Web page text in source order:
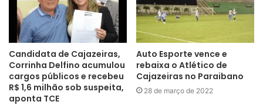
Candidata de Cajazeiras,
Corrinha Delfino acumulou
cargos públicos e recebeu
R$ 1,6 milhão sob suspeita,
aponta TCE
Auto Esporte vence e
rebaixa o Atlético de
Cajazeiras no Paraibano
28 de março de 2022